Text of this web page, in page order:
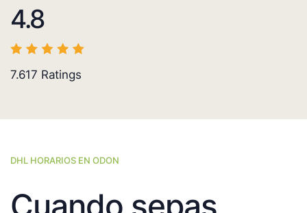
4.8
7.617 Ratings
DHL HORARIOS EN ODON